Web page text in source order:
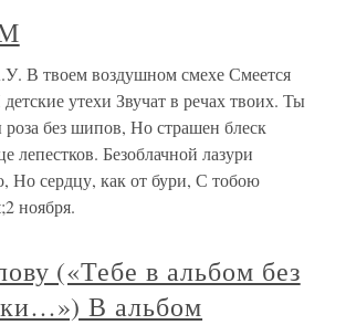
твоем воздушном смехе Смеется
утехи Звучат в речах твоих. Ты
роза без шипов, Но страшен блеск
лепестков. Безоблачной лазури
Но сердцу, как от бури, С тобою
ноября.
(«Тебе в альбом без
В альбом